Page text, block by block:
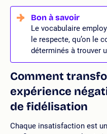
Le vocabulaire
le respecte, qu’on le
déterminés à trouver
Comment
expérience
de fidélisation
Chaque insatisfaction est